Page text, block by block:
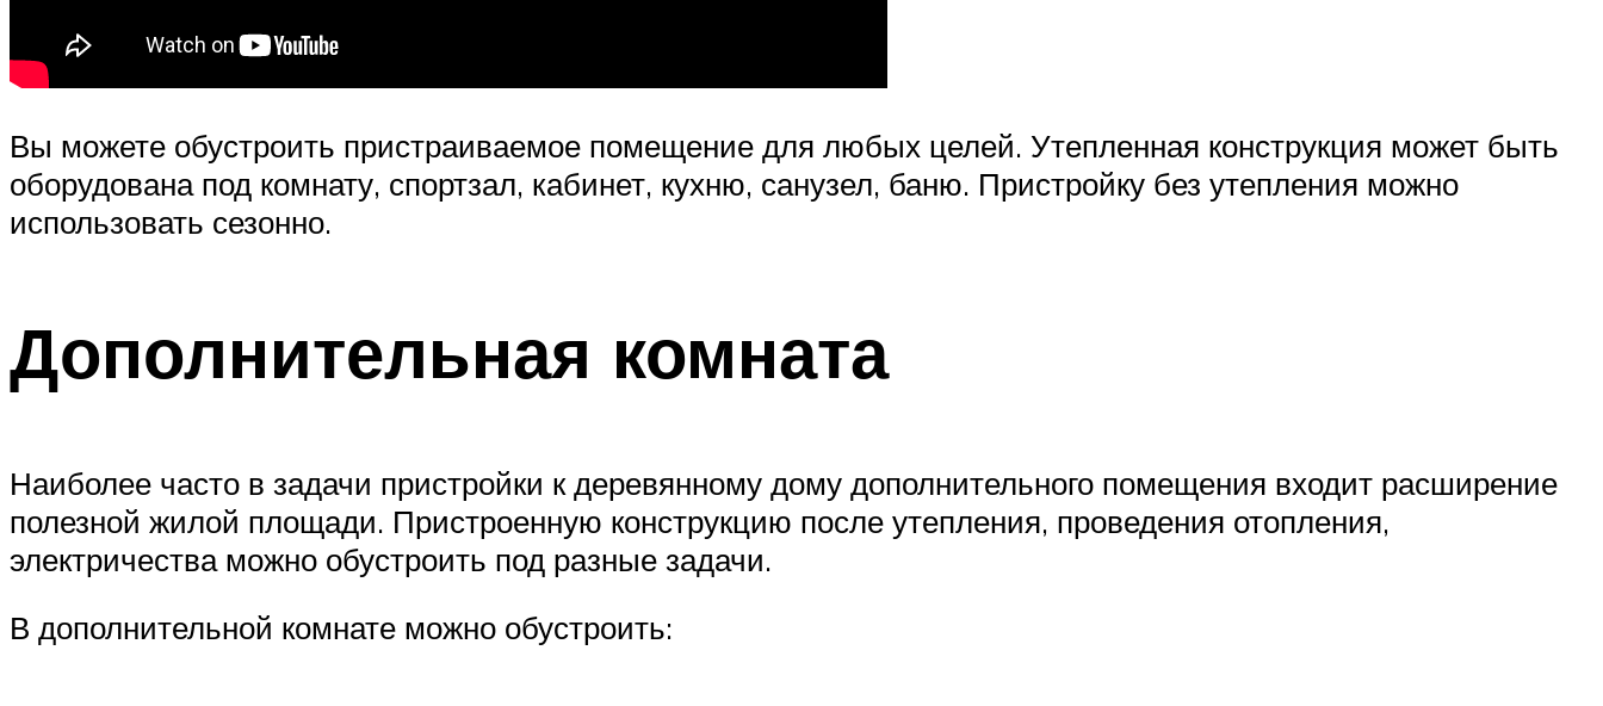
Вы можете обустроить пристраиваемое помещение для любых целей. Утепленная конструкция может быть
оборудована под комнату, спортзал, кабинет, кухню, санузел, баню. Пристройку без утепления можно
использовать сезонно.
Дополнительная комната
Наиболее часто в задачи пристройки к деревянному дому дополнительного помещения входит расширение
полезной жилой площади. Пристроенную конструкцию после утепления, проведения отопления,
электричества можно обустроить под разные задачи.
В дополнительной комнате можно обустроить: